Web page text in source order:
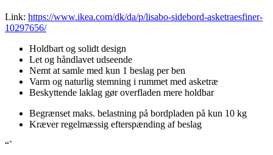
Link: https://www.ikea.com/dk/da/p/lisabo-sidebord-asketraesfiner-
10297656/
Holdbart og solidt design
Let og håndlavet udseende
Nemt at samle med kun 1 beslag per ben
Varm og naturlig stemning i rummet med asketræ
Beskyttende laklag gør overfladen mere holdbar
Begrænset maks. belastning på bordpladen på kun 10 kg
Kræver regelmæssig efterspænding af beslag
“`